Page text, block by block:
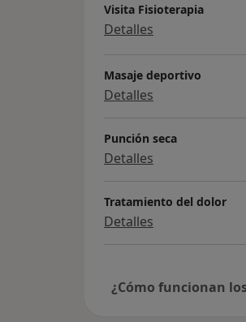
Visita Fisioterapia
Detalles
Masaje deportivo
Detalles
Punción seca
Detalles
Tratamiento del dolor
Detalles
¿Cómo funcionan